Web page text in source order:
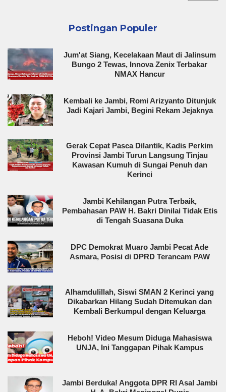
Postingan Populer
Jum'at Siang, Kecelakaan Maut di Jalinsum
Bungo 2 Tewas, Innova Zenix Terbakar
NMAX Hancur
Kembali ke Jambi, Romi Arizyanto Ditunjuk
Jadi Kajari Jambi, Begini Rekam Jejaknya
Gerak Cepat Pasca Dilantik, Kadis Perkim
Provinsi Jambi Turun Langsung Tinjau
Kawasan Kumuh di Sungai Penuh dan
Kerinci
Jambi Kehilangan Putra Terbaik,
Pembahasan PAW H. Bakri Dinilai Tidak Etis
di Tengah Suasana Duka
DPC Demokrat Muaro Jambi Pecat Ade
Asmara, Posisi di DPRD Terancam PAW
Alhamdulillah, Siswi SMAN 2 Kerinci yang
Dikabarkan Hilang Sudah Ditemukan dan
Kembali Berkumpul dengan Keluarga
Heboh! Video Mesum Diduga Mahasiswa
UNJA, Ini Tanggapan Pihak Kampus
Jambi Berduka! Anggota DPR RI Asal Jambi